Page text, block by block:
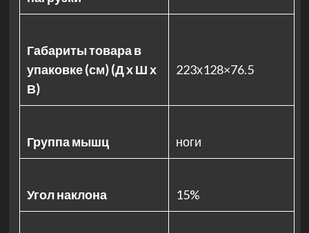
Габариты товара в
упаковке (см) (Д х Ш х
В)
223х128×76.5
Группа мышц ноги
Угол наклона 15%